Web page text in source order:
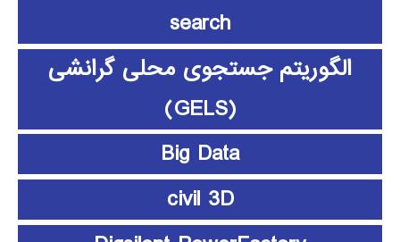
search
الگوریتم جستجوی محلی گرانشی
(GELS)
Big Data
civil 3D